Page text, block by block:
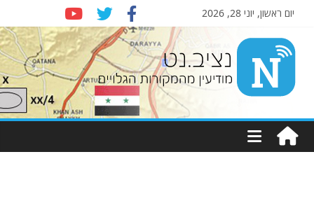
יום ראשון, יוני 28, 2026
Nziv.net
מודיעין
מהמקורות